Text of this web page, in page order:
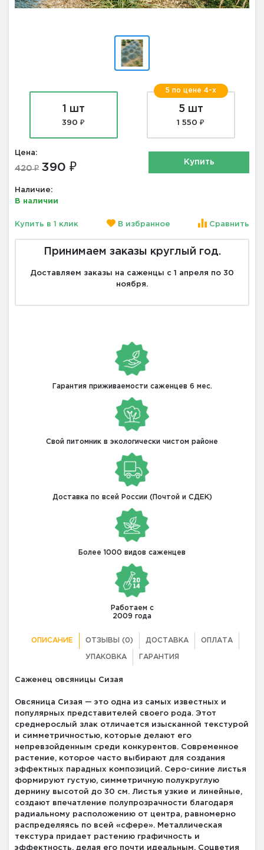
1 шт
390 ₽
5 по цене 4-х
5 шт
1 550 ₽
Цена:
420 ₽ 390 ₽
Наличие:
В наличии
Купить
Купить в 1 клик В избранное Сравнить
Принимаем заказы круглый год.
Доставляем заказы на саженцы с 1 апреля по 30
ноября.
Гарантия приживаемости саженцев 6 мес.
Свой питомник в экологически чистом районе
Доставка по всей России (Почтой и СДЕК)
Более 1000 видов саженцев
Работаем с
2009 года
ОПИСАНИЕ ОТЗЫВЫ (0) ДОСТАВКА ОПЛАТА
УПАКОВКА ГАРАНТИЯ
Саженец овсяницы Сизая
Овсяница Сизая — это одна из самых известных и
популярных представителей своего рода. Этот
среднерослый злак отличается изысканной текстурой
и симметричностью, которые делают его
непревзойденным среди конкурентов. Современное
растение, которое часто выбирают для создания
эффектных парадных композиций. Серо-синие листья
формируют густую, симметричную полукруглую
дернину высотой до 30 см. Листья узкие и линейные,
создают впечатление полупрозрачности благодаря
радиальному расположению от центра, равномерно
распределяясь по всей «сфере». Металлическая
текстура придает растению графичность и
эффектность, делая его почти идеальным. Соцветия